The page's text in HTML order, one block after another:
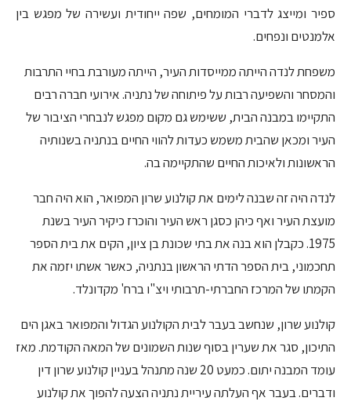
ספיר ומייצג לדברי המומחים, שפה ייחודית ועשירה של מפגש בין
אלמנטים ונפחים.
משפחת לנדה הייתה ממייסדות העיר, הייתה מעורבת בחיי התרבות
והמסחר והשפיעה רבות על פיתוחה של נתניה. אירועי חברה רבים
התקיימו במבנה הבית, ששימש גם מקום מפגש לנבחרי הציבור של
העיר ומכאן שהבית משמש כעדות להווי החיים בנתניה בשנותיה
הראשונות ולאיכות החיים שהתקיימה בה.
לנדה היה זה שבנה לימים את קולנוע שרון המפואר, הוא היה חבר
מועצת העיר ואף כיהן כסגן ראש העיר והוכרז כיקיר העיר בשנת
1975. כקבלן הוא בנה את בתי שכונת בן ציון, הקים את בית הספר
תחכמוני, בית הספר הדתי הראשון בנתניה, כאשר אשתו יזמה את
הקמתו של המרכז החברתי-תרבותי ויצ"ו ברח' מקדונלד.
קולנוע שרון, שנחשב בעבר לבית הקולנוע הגדול והמפואר באגן הים
התיכון, סגר את שערין בסוף שנות השמונים של המאה הקודמת. מאז
עומד המבנה יתום. כמעט 20 שנה מתנהל בעניין קולנוע שרון דין
ודברים. בעבר אף העלתה עיריית נתניה הצעה להפוך את קולנוע